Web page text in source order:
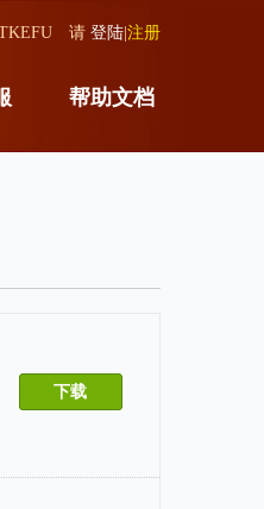
帮助文档
请 登陆 注册
下载